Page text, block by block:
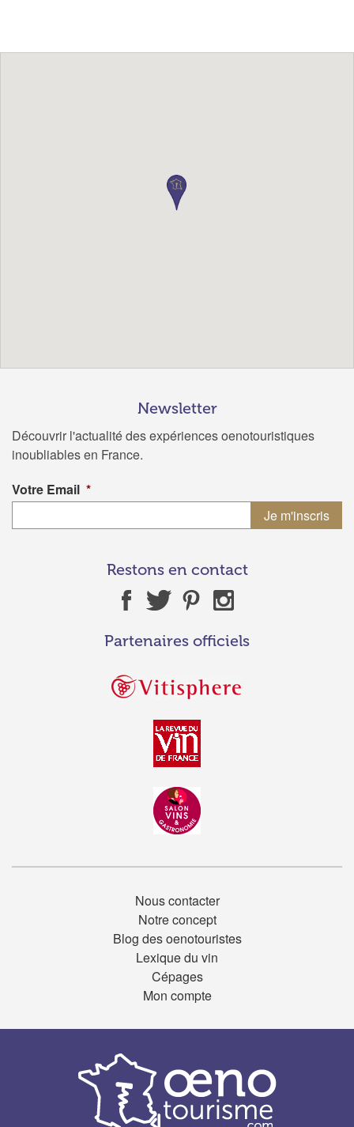
Newsletter
Découvrir l'actualité des expériences oenotouristiques
inoubliables en France.
Votre Email *
Restons en contact
Partenaires officiels
Nous contacter
Notre concept
Blog des oenotouristes
Lexique du vin
Cépages
Mon compte